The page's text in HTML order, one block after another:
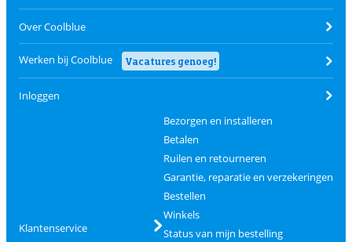
Over Coolblue
Werken bij Coolblue Vacatures genoeg!
Inloggen
Klantenservice
Bezorgen en installeren
Betalen
Ruilen en retourneren
Garantie, reparatie en verzekeringen
Bestellen
Winkels
Status van mijn bestelling